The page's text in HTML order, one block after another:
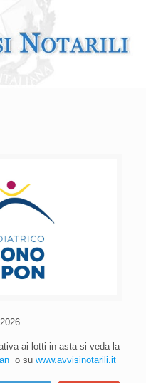
ai lotti in asta si veda la
o su www.avvisinotarili.it